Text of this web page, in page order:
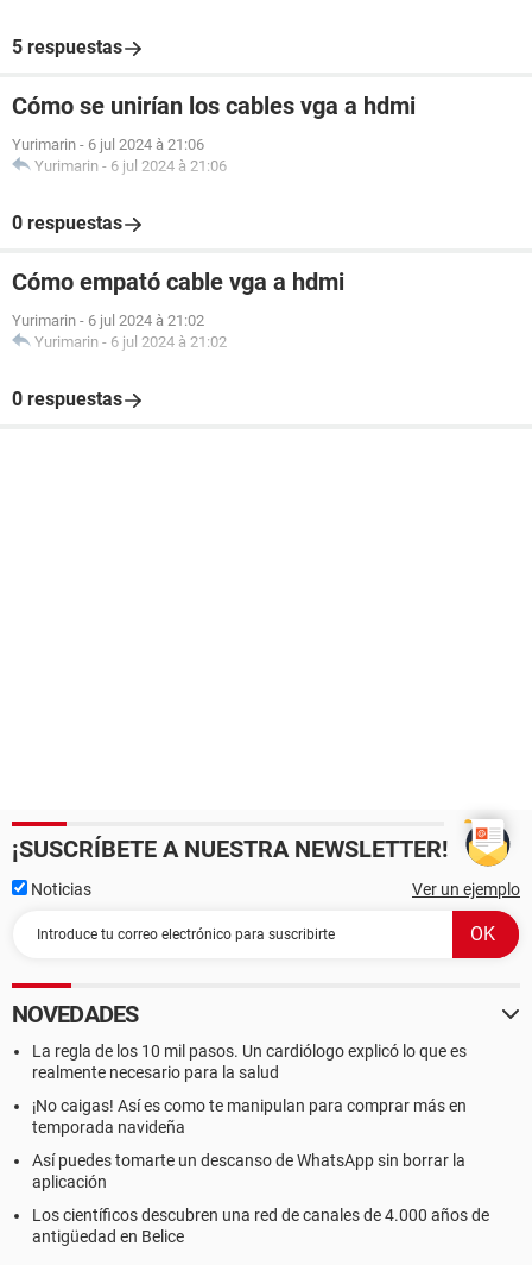
5 respuestas
Cómo se unirían los cables vga a hdmi
Yurimarin - 6 jul 2024 à 21:06
Yurimarin - 6 jul 2024 à 21:06
0 respuestas
Cómo empató cable vga a hdmi
Yurimarin - 6 jul 2024 à 21:02
Yurimarin - 6 jul 2024 à 21:02
0 respuestas
¡SUSCRÍBETE A NUESTRA NEWSLETTER!
Noticias Ver un ejemplo
NOVEDADES
La regla de los 10 mil pasos. Un cardiólogo explicó lo que es
realmente necesario para la salud
¡No caigas! Así es como te manipulan para comprar más en
temporada navideña
Así puedes tomarte un descanso de WhatsApp sin borrar la
aplicación
Los científicos descubren una red de canales de 4.000 años de
antigüedad en Belice